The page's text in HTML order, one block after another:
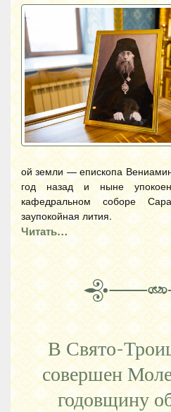
ой земли — епископа
год назад и ныне
кафедральном соборе
заупокойная лития.
Читать…
В Свято-
совершен
годовщину